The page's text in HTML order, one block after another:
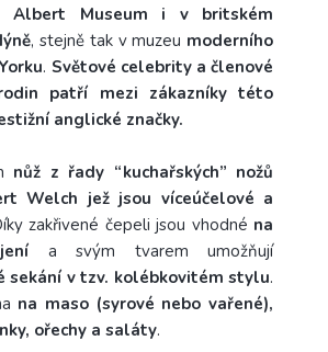
Albert Museum i v britském
, stejně tak v muzeu moderního
. Světové celebrity a členové
patří mezi zákazníky této
anglické značky.
nůž z řady “kuchařských” nožů
Welch jež jsou víceúčelové a
zakřivené čepeli jsou vhodné na
a svým tvarem umožňují
sekání v tzv. kolébkovitém stylu.
na maso (syrové nebo vařené),
ořechy a saláty.